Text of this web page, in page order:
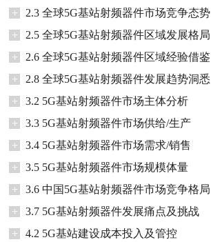
+
2.3 全球5G基站射频器件市场竞争态势
+
2.5 全球5G基站射频器件区域发展格局
+
2.6 全球5G基站射频器件区域经验借鉴
+
2.8 全球5G基站射频器件发展趋势洞悉
+
3.2 5G基站射频器件市场主体分析
+
3.3 5G基站射频器件市场供给/生产
+
3.4 5G基站射频器件市场需求/销售
+
3.5 5G基站射频器件市场规模体量
+
3.6 中国5G基站射频器件市场竞争格局
+
3.7 5G基站射频器件发展痛点及挑战
+
4.2 5G基站建设成本投入及管控